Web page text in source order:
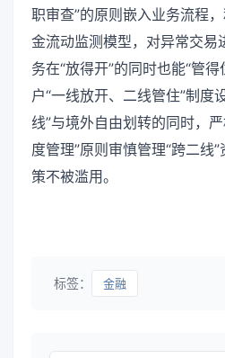
职审查”的原则嵌入业务流程
金流动监测模型，对异常交易
务在“放得开”的同时也能“管
户“一线放开、二线管住”制度
线”与境外自由划转的同时，
度管理”原则审慎管理“跨二线
策不被滥用。
标签： 金融